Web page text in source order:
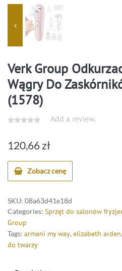
Verk Group
Wągry Do
(1578)
Add a review.
120,66 zł
Zobacz cenę
SKU: 08a63d41e18d
Categories: Sprzęt do salonów
Group
Tags: armani my way, elizabeth arden,
do twarzy